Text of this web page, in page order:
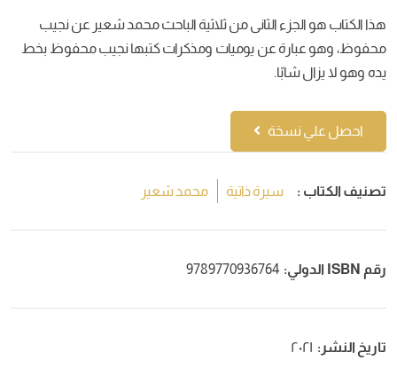
هذا الكتاب هو الجزء الثانى من ثلاثية الباحث محمد شعير عن نجيب
محفوظ، وهو عبارة عن يوميات ومذكرات كتبها نجيب محفوظ بخط
يده وهو لا يزال شابًا.
احصل علي نسخة
تصنيف الكتاب : سيرة ذاتية محمد شعير
رقم ISBN الدولي: 9789770936764
تاريخ النشر: ٢٠٢١